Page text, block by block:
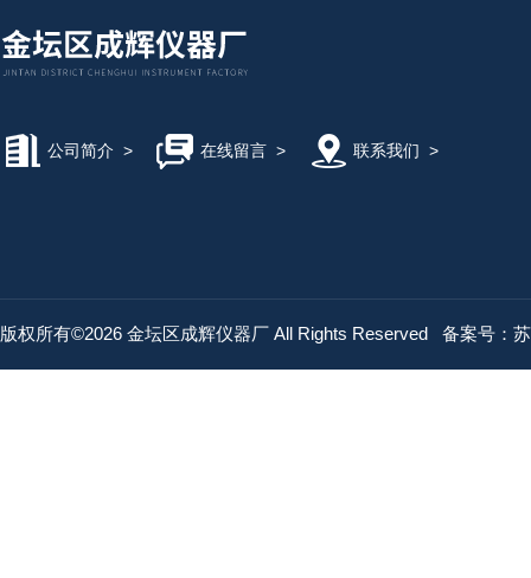
公司简介 > 在线留言> 联系我们 >
版权所有©2026 金坛区成辉仪器厂 All Rights Reserved 备案号：